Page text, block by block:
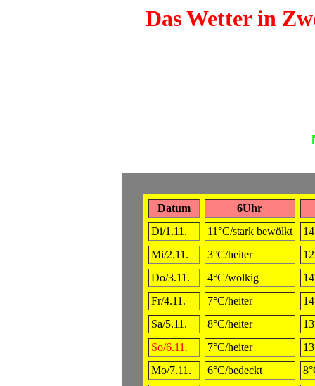
Das Wetter in
Datum
6Uhr
Di/1.11.
11°C/stark bewölkt
Mi/2.11.
3°C/heiter
Do/3.11.
4°C/wolkig
Fr/4.11.
7°C/heiter
Sa/5.11.
8°C/heiter
So/6.11.
7°C/heiter
Mo/7.11.
6°C/bedeckt